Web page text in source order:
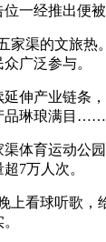
一经推出便
渠的文旅热。
广泛参与。
产业链条，
琳琅满目……
育运动公园
7万人次。
看球听歌，给